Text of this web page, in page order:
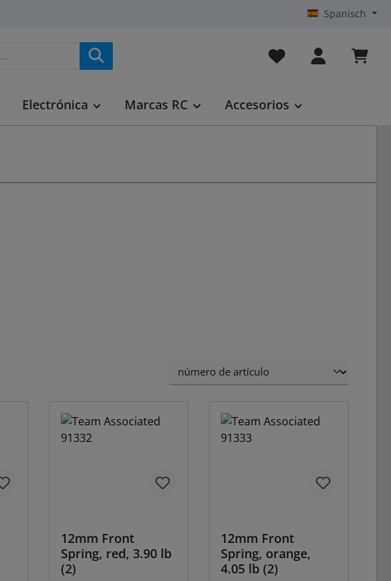
Spanisch
Tienes 0 artículos en
Electrónica Marcas RC Accesorios
12mm Front
Spring, red, 3.90 lb
(2)
12mm Front
Spring, orange,
4.05 lb (2)